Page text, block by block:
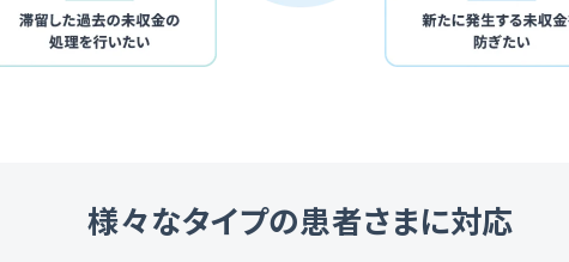
様々なタイプの患者さまに対応